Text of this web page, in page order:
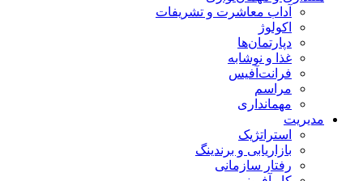
آداب معاشرت و تشریفات
اکولوژ
دپارتمان‌ها
غذا و نوشابه
فرانت‌آفیس
مراسم
مهمانداری
مدیریت
استراتژیک
بازاریابی و برندینگ
رفتار سازمانی